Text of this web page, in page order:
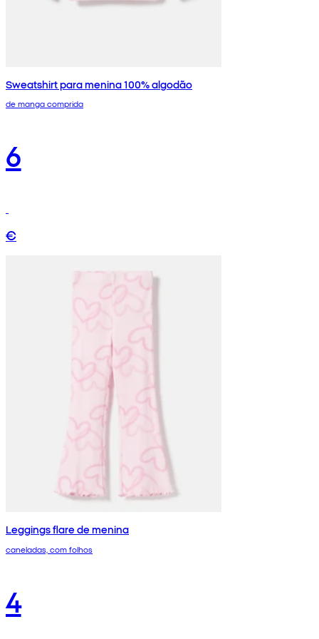
Sweatshirt para menina 100% algodão
de manga comprida
6
€
Leggings flare de menina
caneladas, com folhos
4